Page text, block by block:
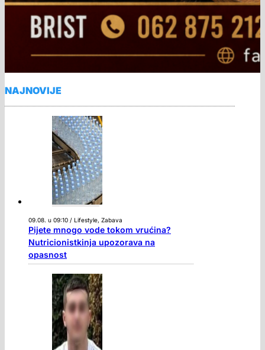
NAJNOVIJE
09.08. u 09:10 / Lifestyle, Zabava
Pijete mnogo vode tokom vrućina?
Nutricionistkinja upozorava na
opasnost